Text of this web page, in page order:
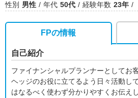
性別 男性 年代 50代 経験年数 23年
FPの情報
自己紹介
ファイナンシャルプランナーとしてお
ヘッジのお役に立てるよう日々活動し
はなるべく使わず分かりやすくお伝え